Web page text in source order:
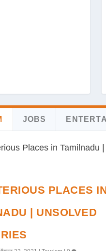
JOBS
PLACES
| UNSOLVED